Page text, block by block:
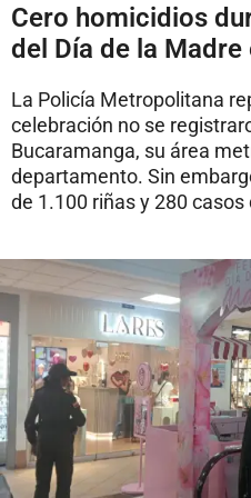
Cero homicidios
del Día de la Madre
La Policía Metropolitana
celebración no se
Bucaramanga, su área
departamento. Sin
de 1.100 riñas y 280